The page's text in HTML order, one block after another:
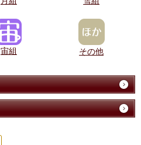
宙組 その他